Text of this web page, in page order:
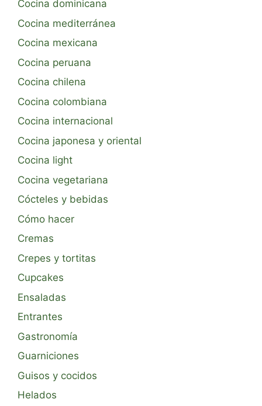
Cocina dominicana
Cocina mediterránea
Cocina mexicana
Cocina peruana
Cocina chilena
Cocina colombiana
Cocina internacional
Cocina japonesa y oriental
Cocina light
Cocina vegetariana
Cócteles y bebidas
Cómo hacer
Cremas
Crepes y tortitas
Cupcakes
Ensaladas
Entrantes
Gastronomía
Guarniciones
Guisos y cocidos
Helados